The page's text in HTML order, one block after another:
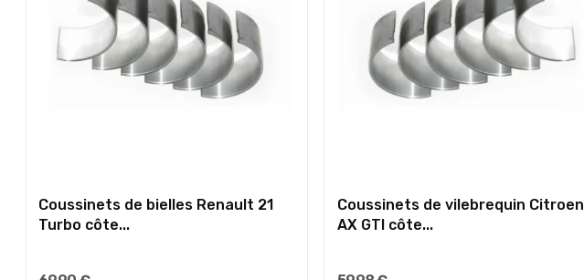
Coussinets de bielles Renault 21
Turbo côte...
Coussinets de vilebrequin Citroen
AX GTI côte...